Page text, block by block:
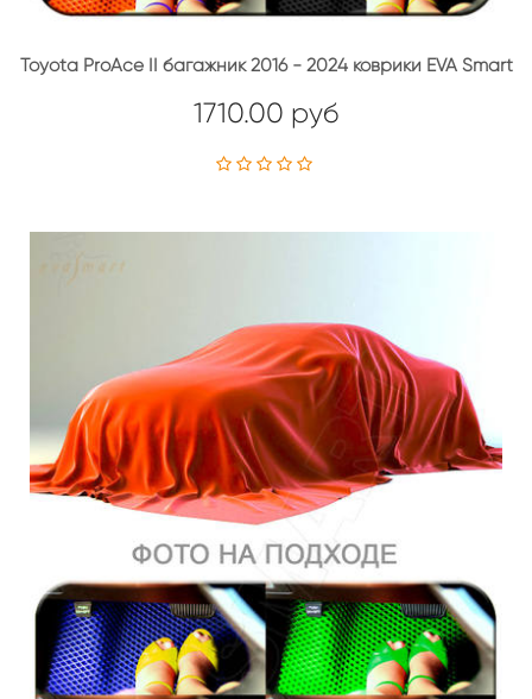
Toyota ProAce II багажник 2016 - 2024 коврики EVA Smart
1710.00 руб